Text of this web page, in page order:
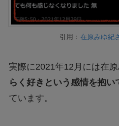
引用：在原みゆ紀
実際に2021年12月には在
らく好きという感情を抱い
ています。